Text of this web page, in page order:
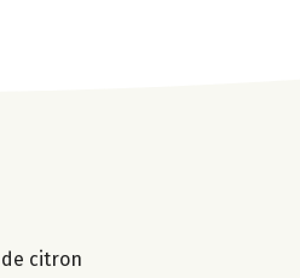
citron